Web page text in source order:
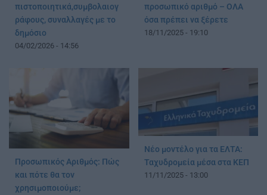
πιστοποιητικά,συμβολαιογ
ράφους, συναλλαγές με το
δημόσιο
04/02/2026 - 14:56
προσωπικό αριθμό – ΟΛΑ
όσα πρέπει να ξέρετε
18/11/2025 - 19:10
Προσωπικός Αριθμός: Πώς
και πότε θα τον
χρησιμοποιούμε;
Νέο μοντέλο για τα ΕΛΤΑ:
Ταχυδρομεία μέσα στα ΚΕΠ
11/11/2025 - 13:00